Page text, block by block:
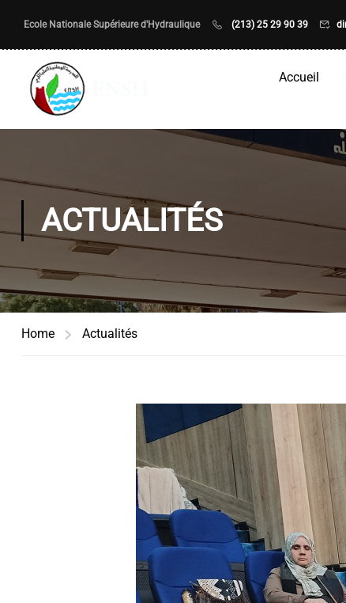
Ecole Nationale Supérieure d'Hydraulique (213) 25 29 90 39
Accueil
ACTUALITÉS
Home Actualités